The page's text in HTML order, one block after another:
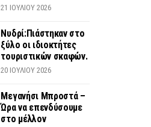
21 ΙΟΥΛΊΟΥ 2026
Νυδρί:Πιάστηκαν στο
ξύλο οι ιδιοκτήτες
τουριστικών σκαφών.
20 ΙΟΥΛΊΟΥ 2026
Μεγανήσι Μπροστά –
Ώρα να επενδύσουμε
στο μέλλον